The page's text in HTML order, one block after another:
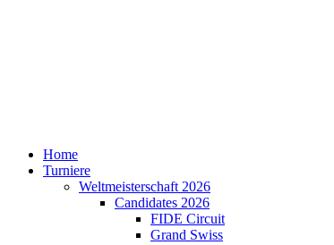
Home
Turniere
Weltmeisterschaft 2026
Candidates 2026
FIDE Circuit
Grand Swiss